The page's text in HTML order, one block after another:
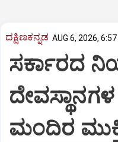
ದಕ್ಷಿಣಕನ್ನಡ AUG 6, 2026,
ಸರ್ಕಾರದ
ಮಂದಿರ